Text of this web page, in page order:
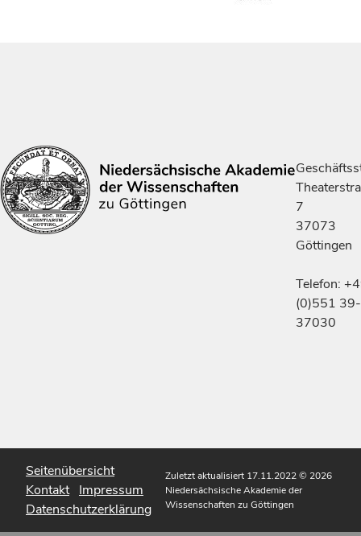
7
37073
Göttingen
Telefon:
(0)551 39-
37030
Seitenübersicht
Kontakt Impressum
Datenschutzerklärung
Zuletzt aktualisiert 17.11.2022© 2026
Niedersächsische Akademie der
Wissenschaften zu Göttingen